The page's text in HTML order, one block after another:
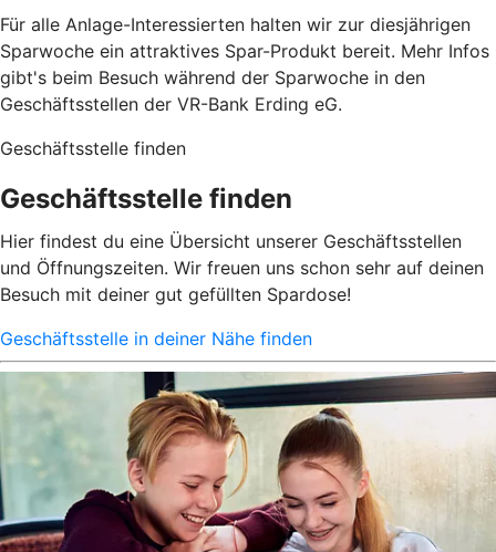
Für alle Anlage-Interessierten halten wir zur diesjährigen
Sparwoche ein attraktives Spar-Produkt bereit. Mehr Infos
gibt's beim Besuch während der Sparwoche in den
Geschäftsstellen der VR-Bank Erding eG.
Geschäftsstelle finden
Geschäftsstelle finden
Hier findest du eine Übersicht unserer Geschäftsstellen
und Öffnungszeiten. Wir freuen uns schon sehr auf deinen
Besuch mit deiner gut gefüllten Spardose!
Geschäftsstelle in deiner Nähe finden